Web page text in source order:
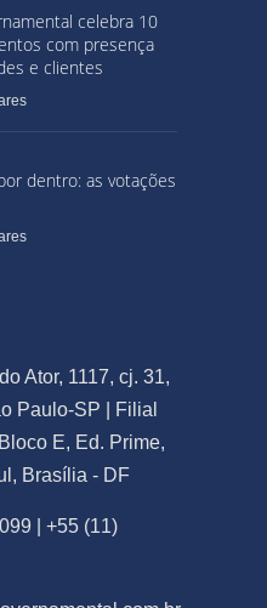
celebra 10
com presença
e clientes
dentro: as votações
Ator, 1117, cj. 31,
Paulo-SP | Filial
E, Ed. Prime,
Brasília - DF
| +55 (11)